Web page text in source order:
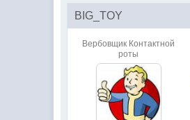
BIG_TOY
Вербовщик Контактной
роты